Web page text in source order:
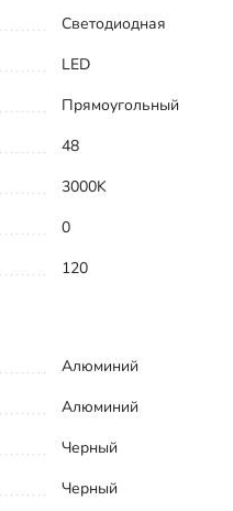
Светодиодная
LED
Прямоугольный
48
3000K
0
120
Алюминий
Алюминий
Черный
Черный